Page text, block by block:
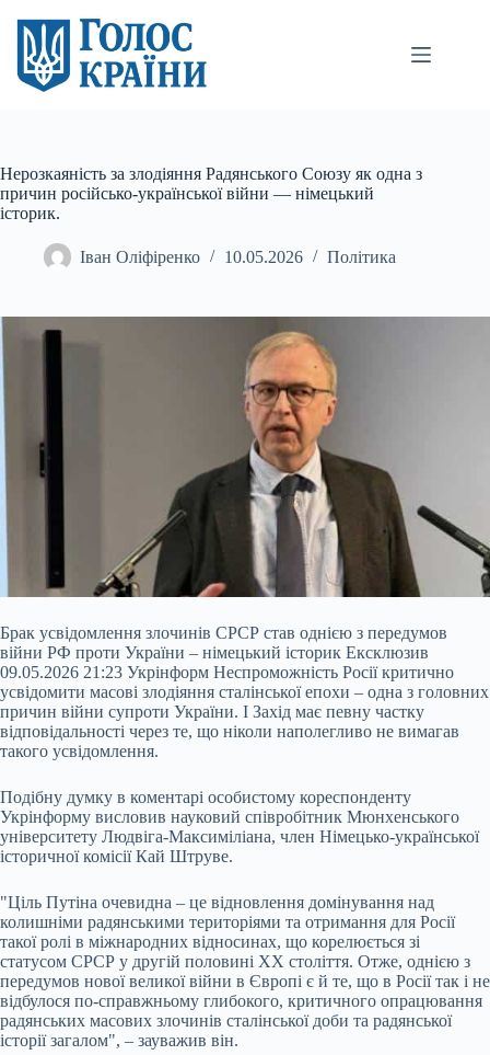
вмісту
Нерозкаяність за злодіяння Радянського Союзу як одна з
причин російсько-української війни — німецький
історик.
Іван Оліфіренко 10.05.2026 Політика
Брак усвідомлення злочинів СРСР став однією з передумов
війни РФ проти України – німецький історик Ексклюзив
09.05.2026 21:23 Укрінформ Неспроможність Росії критично
усвідомити масові злодіяння сталінської епохи – одна з головних
причин війни супроти України. І Захід має певну частку
відповідальності через те, що ніколи наполегливо не вимагав
такого усвідомлення.
Подібну думку в коментарі особистому кореспонденту
Укрінформу висловив науковий співробітник Мюнхенського
університету Людвіга-Максиміліана, член Німецько-української
історичної комісії Кай Штруве.
"Ціль Путіна очевидна – це відновлення домінування над
колишніми радянськими територіями та отримання для Росії
такої ролі в міжнародних відносинах, що корелюється зі
статусом СРСР у другій половині XX століття. Отже, однією з
передумов нової великої війни в Європі є й те, що в Росії так і не
відбулося по-справжньому глибокого, критичного опрацювання
радянських масових злочинів сталінської доби та радянської
історії загалом", – зауважив він.